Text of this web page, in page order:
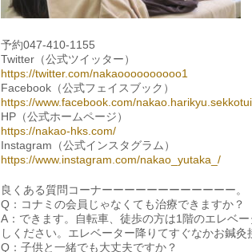
予約047-410-1155
Twitter（公式ツイッター）
https://twitter.com/nakaoooooooooo1
Facebook（公式フェイスブック）
https://www.facebook.com/
HP（公式ホームページ）
https://nakao-hks.com/
Instagram（公式インスタグラム）
https://www.instagram.com/nakao_yutaka_/
良くある質問コーナーーーーーーーーーーーー。
Q：コナミの会員じゃなくても治療できますか？
A：できます。自転車、徒歩の方は1階のエレベ
しください。エレベーター降りてすぐなかお鍼灸
Q：子供と一緒でも大丈夫ですか？